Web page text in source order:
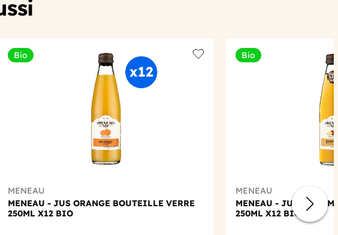
Bio
Add to wishlist
MENEAU
MENEAU - JUS ORANGE BOUTEILLE VERRE
250ML X12 BIO
Bio
MENEAU
MENEAU - JUS DE
250ML X12 BIO